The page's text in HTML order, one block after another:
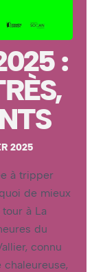
:
2025
à tripper
de mieux
à La
du
connu